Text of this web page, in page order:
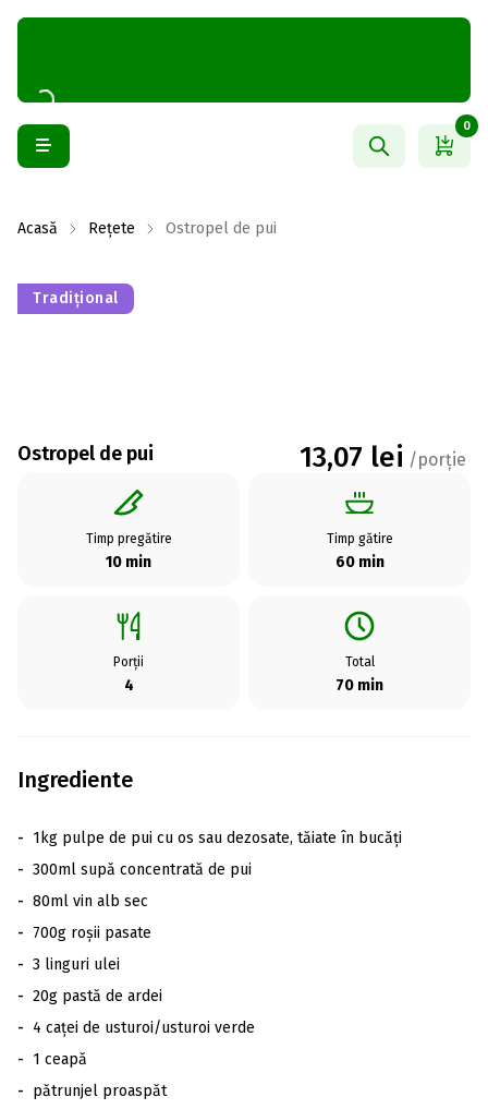
0
Acasă Rețete Ostropel de pui
Tradițional
Ostropel de pui 13,07 lei /porție
Timp pregătire
10 min
Timp gătire
60 min
Porții
4
Total
70 min
Ingrediente
- 1kg pulpe de pui cu os sau dezosate, tăiate în bucăți
- 300ml supă concentrată de pui
- 80ml vin alb sec
- 700g roșii pasate
- 3 linguri ulei
- 20g pastă de ardei
- 4 caței de usturoi/usturoi verde
- 1 ceapă
- pătrunjel proaspăt